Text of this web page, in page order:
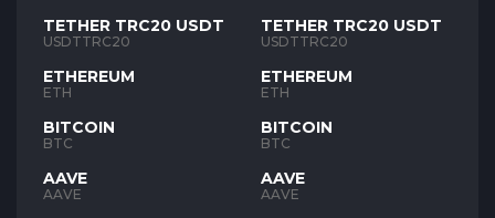
TETHER TRC20 USDT
USDTTRC20
ETHEREUM
ETH
BITCOIN
BTC
AAVE
AAVE
TETHER TRC20 USDT
USDTTRC20
ETHEREUM
ETH
BITCOIN
BTC
AAVE
AAVE